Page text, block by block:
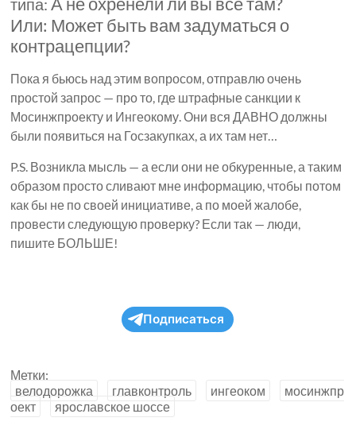
типа:
Или: Может быть вам задуматься о
контрацепции?
Пока я бьюсь над этим вопросом, отправлю очень
простой запрос — про то, где штрафные санкции к
Мосинжпроекту и Ингеокому. Они вся ДАВНО должны
были появиться на Госзакупках, а их там нет…
P.S. Возникла мысль — а если они не обкуренные, а таким
образом просто сливают мне информацию, чтобы потом
как бы не по своей инициативе, а по моей жалобе,
провести следующую проверку? Если так — люди,
пишите БОЛЬШЕ!
Подписаться
Метки:
велодорожка
главконтроль ингеоком
мосинжпр
оект
ярославское шоссе